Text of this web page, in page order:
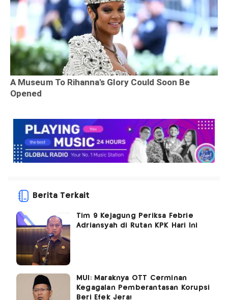
Berita Terkait
Tim 9 Kejagung Periksa Febrie
Adriansyah di Rutan KPK Hari Ini
MUI: Maraknya OTT Cerminan
Kegagalan Pemberantasan Korupsi
Beri Efek Jera!